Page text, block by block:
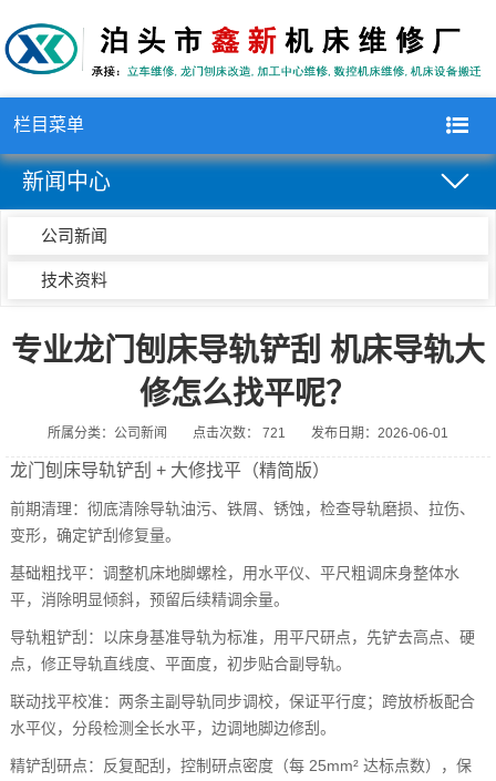
栏目菜单
新闻中心
公司新闻
技术资料
专业龙门刨床导轨铲刮 机床导轨大
修怎么找平呢？
所属分类：公司新闻 点击次数： 721 发布日期：2026-06-01
龙门刨床导轨铲刮 + 大修找平（精简版）
前期清理：彻底清除导轨油污、铁屑、锈蚀，检查导轨磨损、拉伤、
变形，确定铲刮修复量。
基础粗找平：调整机床地脚螺栓，用水平仪、平尺粗调床身整体水
平，消除明显倾斜，预留后续精调余量。
导轨粗铲刮：以床身基准导轨为标准，用平尺研点，先铲去高点、硬
点，修正导轨直线度、平面度，初步贴合副导轨。
联动找平校准：两条主副导轨同步调校，保证平行度；跨放桥板配合
水平仪，分段检测全长水平，边调地脚边修刮。
精铲刮研点：反复配刮，控制研点密度（每 25mm² 达标点数），保